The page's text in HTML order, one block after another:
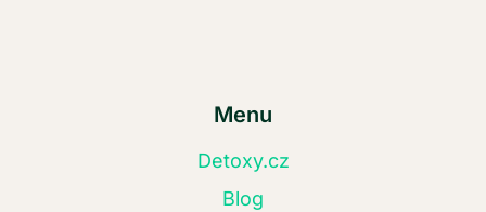
Menu
Detoxy.cz
Blog